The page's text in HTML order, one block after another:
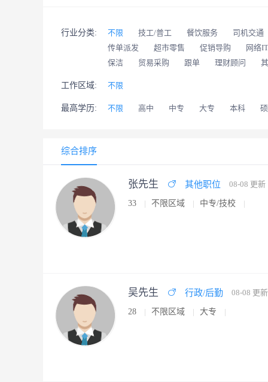
行业分类: 不限 技工/普工 餐饮服务
司机交通
传单派发
超市零售 促销导购
网络IT
保洁
贸易采购 跟单 理财顾问
工作区域: 不限
最高学历: 不限 高中 中专 大专 本科
综合排序
张先生 其他职位 08-08 更新
33 不限区域 中专/技校
吴先生 行政/后勤 08-08 更新
28 不限区域 大专